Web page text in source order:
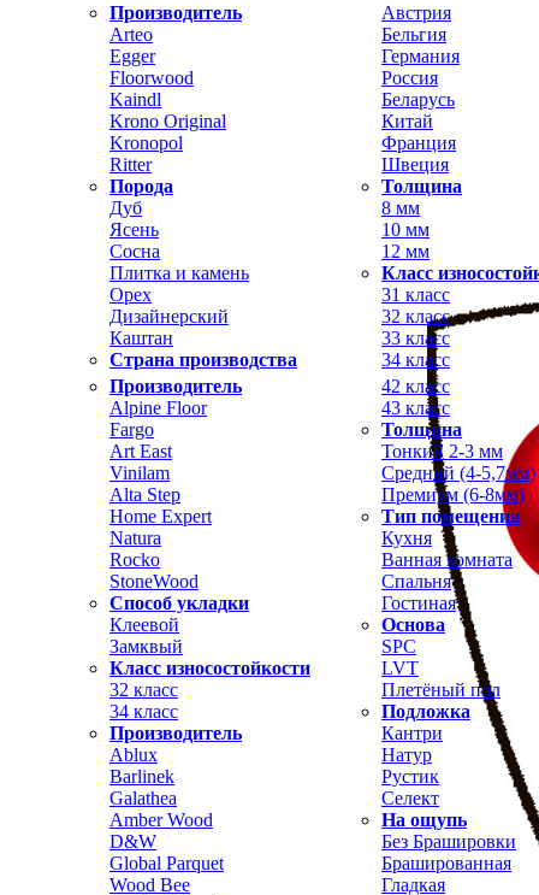
Производитель
Arteo
Egger
Floorwood
Kaindl
Krono Original
Kronopol
Ritter
Порода
Дуб
Ясень
Сосна
Плитка и камень
Орех
Дизайнерский
Каштан
Страна производства
Австрия
Бельгия
Германия
Россия
Беларусь
Китай
Франция
Швеция
Толщина
8 мм
10 мм
12 мм
Класс
31 класс
32 класс
33 класс
34 класс
Производитель
Alpine Floor
Fargo
Art East
Vinilam
Alta Step
Home Expert
Natura
Rocko
StoneWood
Способ укладки
Клеевой
Замквый
Класс износостойкости
32 класс
34 класс
42 класс
43 класс
Толщина
Тонкий 2-3 мм
Средний (4-5,7мм)
Премиум (6-8мм)
Тип помещения
Кухня
Ванная комната
Спальня
Гостиная
Основа
SPC
LVT
Плетёный пол
Подложка
Производитель
Ablux
Barlinek
Galathea
Amber Wood
D&W
Global Parquet
Wood Bee
Кантри
Натур
Рустик
Селект
На ощупь
Без Брашировки
Брашированная
Гладкая